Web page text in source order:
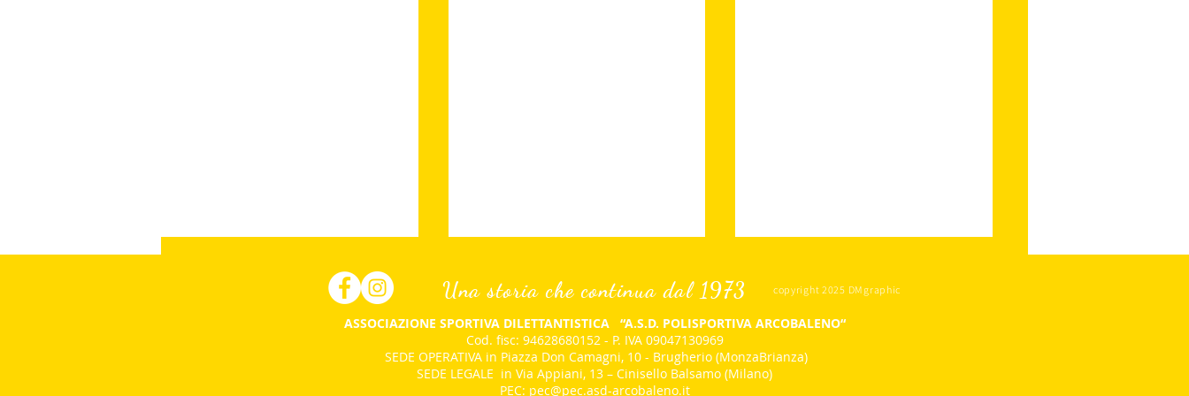
Una storia che continua dal 1973 copyright 2025 DMgraphic
ASSOCIAZIONE SPORTIVA DILETTANTISTICA
“A.S.D. POLISPORTIVA ARCOBALENO“
Cod. fisc: 94628680152 - P. IVA 09047130969
SEDE OPERATIVA in Piazza Don Camagni, 10 - Brugherio (MonzaBrianza)
SEDE LEGALE in Via Appiani, 13 – Cinisello Balsamo (Milano)
PEC: pec@pec.asd-arcobaleno.it